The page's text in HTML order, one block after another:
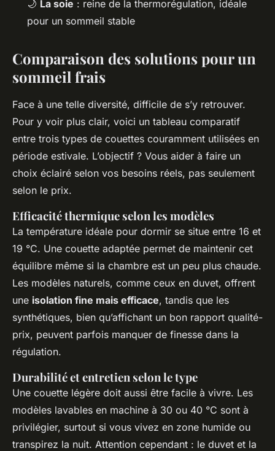
🌙 La soie : reine de la thermorégulation, idéale
pour un sommeil stable
Comparaison des solutions pour un
sommeil frais
Face à une telle diversité, difficile de s’y retrouver.
Pour y voir plus clair, voici un tableau comparatif
entre trois types de couettes couramment utilisées en
période estivale. L’objectif ? Vous aider à faire un
choix éclairé selon vos besoins réels, pas seulement
selon le prix.
Efficacité thermique selon les modèles
La température idéale pour dormir se situe entre 16 et
19 °C. Une couette adaptée permet de maintenir cet
équilibre même si la chambre est un peu plus chaude.
Les modèles naturels, comme ceux en duvet, offrent
une isolation fine mais efficace, tandis que les
synthétiques, bien qu’affichant un bon rapport qualité-
prix, peuvent parfois manquer de finesse dans la
régulation.
Durabilité et entretien selon le type
Une couette légère doit aussi être facile à vivre. Les
modèles lavables en machine à 30 ou 40 °C sont à
privilégier, surtout si vous vivez en zone humide ou
transpirez la nuit. Attention cependant : le duvet et la